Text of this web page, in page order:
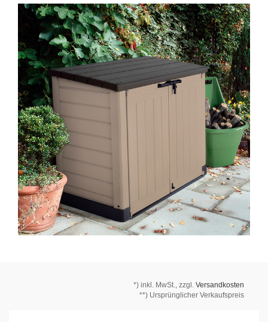
*) inkl. MwSt., zzgl. Versandkosten
**) Ursprünglicher Verkaufspreis